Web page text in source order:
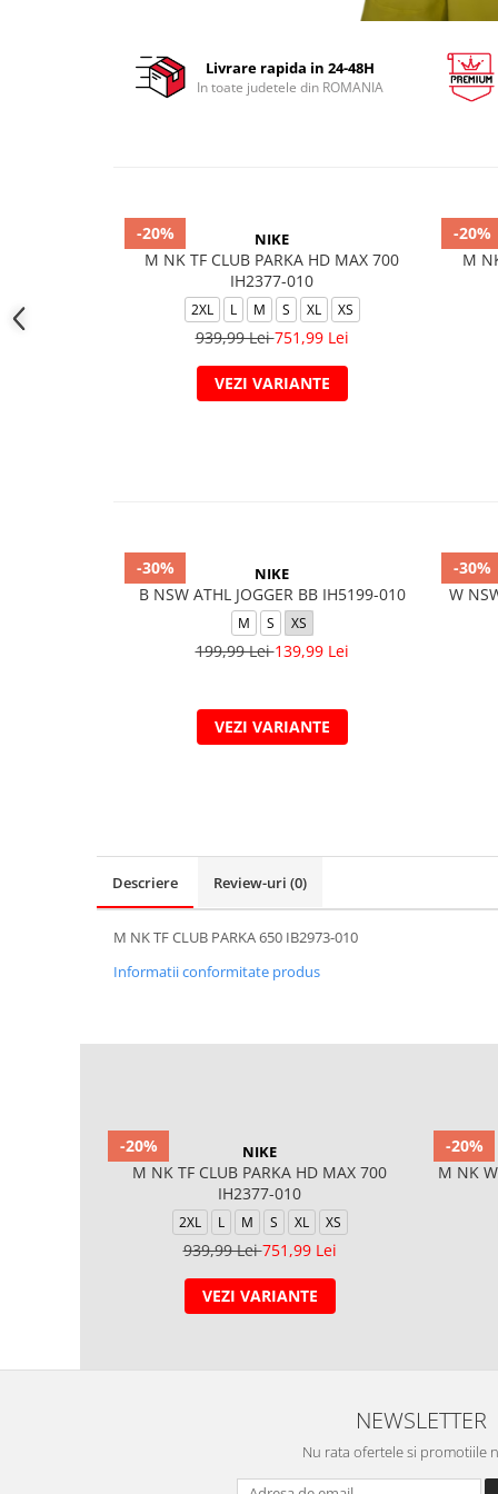
Livrare rapida in 24-48H
In toate judetele din ROMANIA
-20% NIKE
M NK TF CLUB PARKA HD MAX 700
IH2377-010
2XL L M S XL XS
939,99 Lei751,99 Lei
VEZI VARIANTE
-20%
M
-30% NIKE
B NSW ATHL JOGGER BB IH5199-010
M S XS
199,99 Lei139,99 Lei
VEZI VARIANTE
-30%
W
Descriere Review-uri (0)
M NK TF CLUB PARKA 650 IB2973-010
Informatii conformitate produs
-20% NIKE
M NK TF CLUB PARKA HD MAX 700
IH2377-010
2XL L M S XL XS
939,99 Lei751,99 Lei
VEZI VARIANTE
-20%
M NK
NEWSLETTER
Nu rata ofertele si promotiile